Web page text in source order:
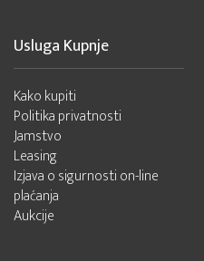
Usluga Kupnje
Kako kupiti
Politika privatnosti
Jamstvo
Leasing
Izjava o sigurnosti on-line
plaćanja
Aukcije